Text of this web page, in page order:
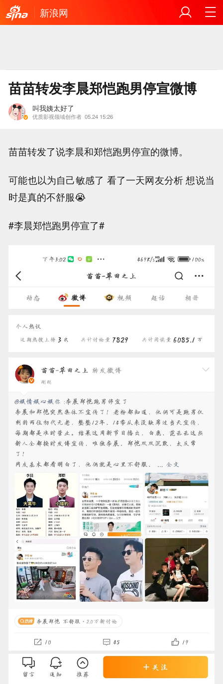
新浪网
苗苗转发李晨郑恺跑男停宣微博
叫我姨太好了
优质影视领域创作者 05.24 15:26
苗苗转发了说李晨和郑恺跑男停宣的微博。
可能也以为自己敏感了 看了一天网友分析 想说当
时是真的不舒服😭
#李晨郑恺跑男停宣了#